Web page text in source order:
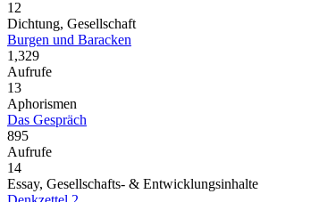
12
Dichtung, Gesellschaft
Burgen und Baracken
1,329
Aufrufe
13
Aphorismen
Das Gespräch
895
Aufrufe
14
Essay, Gesellschafts- & Entwicklungsinhalte